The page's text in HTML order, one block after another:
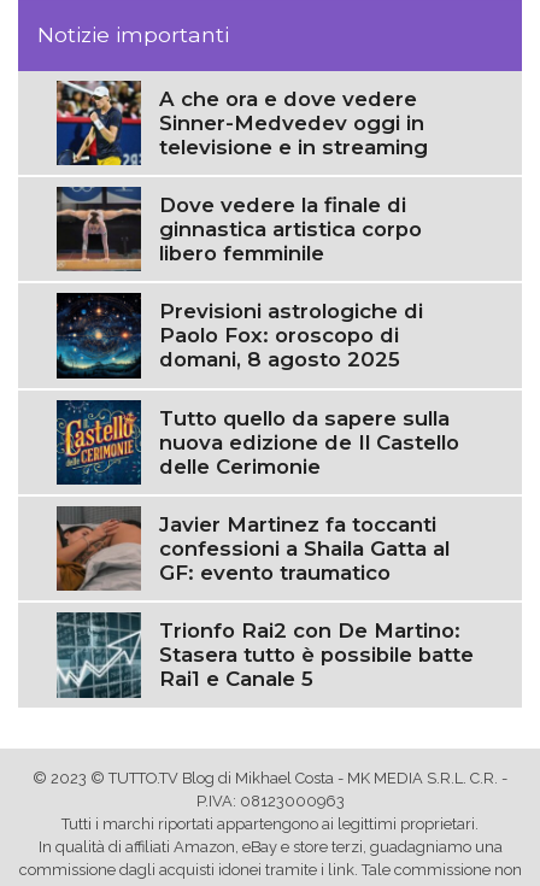
Notizie importanti
A che ora e dove vedere
Sinner-Medvedev oggi in
televisione e in streaming
Dove vedere la finale di
ginnastica artistica corpo
libero femminile
Previsioni astrologiche di
Paolo Fox: oroscopo di
domani, 8 agosto 2025
Tutto quello da sapere sulla
nuova edizione de Il Castello
delle Cerimonie
Javier Martinez fa toccanti
confessioni a Shaila Gatta al
GF: evento traumatico
Trionfo Rai2 con De Martino:
Stasera tutto è possibile batte
Rai1 e Canale 5
© 2023 © TUTTO.TV Blog di Mikhael Costa - MK MEDIA S.R.L. C.R. -
P.IVA: 08123000963
Tutti i marchi riportati appartengono ai legittimi proprietari.
In qualità di affiliati Amazon, eBay e store terzi, guadagniamo una
commissione dagli acquisti idonei tramite i link. Tale commissione non